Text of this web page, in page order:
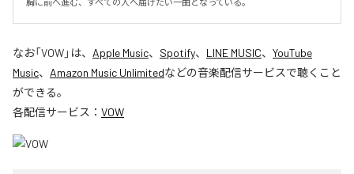
なお「VOW」は、 Apple Music、 Spotify、 LINE MUSIC、 YouTube
Music、 Amazon Music Unlimitedなどの音楽配信サービスで聴くこと
ができる。
各配信サービス： VOW